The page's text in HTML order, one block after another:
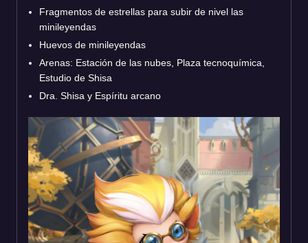
Fragmentos de estrellas para subir de nivel las
minileyendas
Huevos de minileyendas
Arenas: Estación de las nubes, Plaza tecnoquímica,
Estudio de Shisa
Dra. Shisa y Espíritu arcano